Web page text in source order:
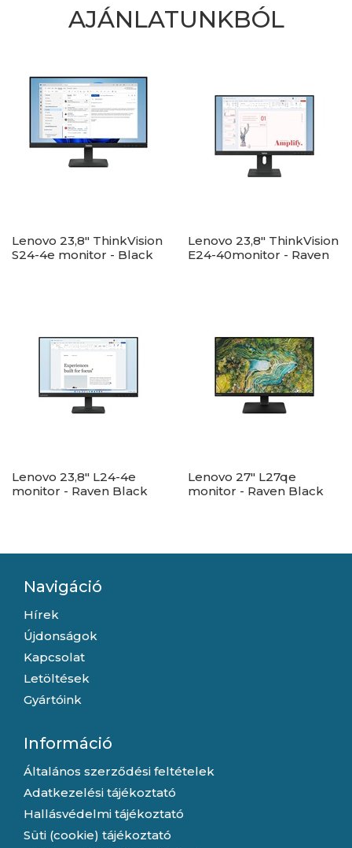
AJÁNLATUNKBÓL
Lenovo 23,8" ThinkVision
S24-4e monitor - Black
Lenovo 23,8" ThinkVision
E24-40monitor - Raven
Lenovo 23,8" L24-4e
monitor - Raven Black
Lenovo 27" L27qe
monitor - Raven Black
Navigáció
Hírek
Újdonságok
Kapcsolat
Letöltések
Gyártóink
Információ
Általános szerződési feltételek
Adatkezelési tájékoztató
Hallásvédelmi tájékoztató
Süti (cookie) tájékoztató